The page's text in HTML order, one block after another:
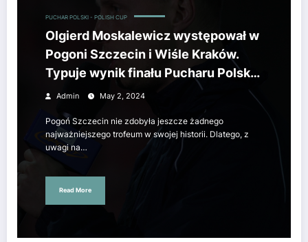
PUCHAR POLSKI - POLISH CUP
Olgierd Moskalewicz występował w
Pogoni Szczecin i Wiśle Kraków.
Typuje wynik finału Pucharu Polski
[ROZMOWA SE]
Admin May 2, 2024
Pogoń Szczecin nie zdobyła jeszcze żadnego
najważniejszego trofeum w swojej historii. Dlatego, z
uwagi na…
Read More